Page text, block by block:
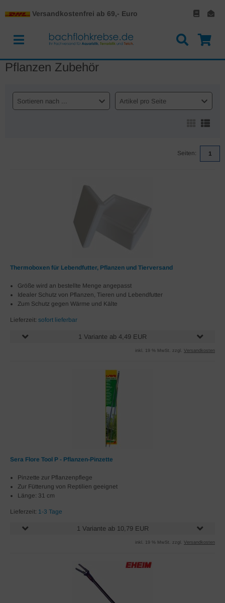
Versandkostenfrei ab 69,- Euro
Pflanzen Zubehör
Sortieren nach ... Artikel pro Seite
Seiten: 1
Thermoboxen für Lebendfutter, Pflanzen und Tierversand
Größe wird an bestellte Menge angepasst
Idealer Schutz von Pflanzen, Tieren und Lebendfutter
Zum Schutz gegen Wärme und Kälte
Lieferzeit: sofort lieferbar
1 Variante ab 4,49 EUR
inkl. 19 % MwSt. zzgl. Versandkosten
Sera Flore Tool P - Pflanzen-Pinzette
Pinzette zur Pflanzenpflege
Zur Fütterung von Reptilien geeignet
Länge: 31 cm
Lieferzeit: 1-3 Tage
1 Variante ab 10,79 EUR
inkl. 19 % MwSt. zzgl. Versandkosten